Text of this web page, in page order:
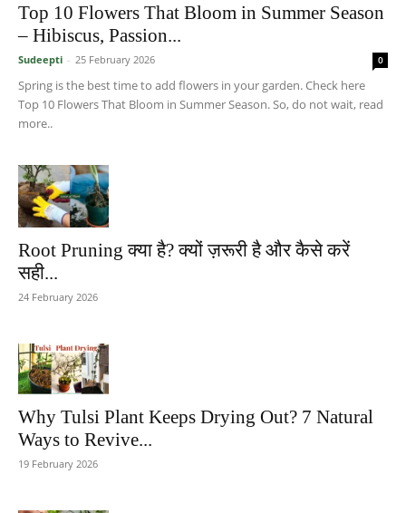
Top 10 Flowers That Bloom in Summer Season
– Hibiscus, Passion...
Sudeepti - 25 February 2026 0
Spring is the best time to add flowers in your garden. Check here
Top 10 Flowers That Bloom in Summer Season. So, do not wait, read
more..
Root Pruning क्या है? क्यों ज़रूरी है और कैसे करें
सही...
24 February 2026
Why Tulsi Plant Keeps Drying Out? 7 Natural
Ways to Revive...
19 February 2026